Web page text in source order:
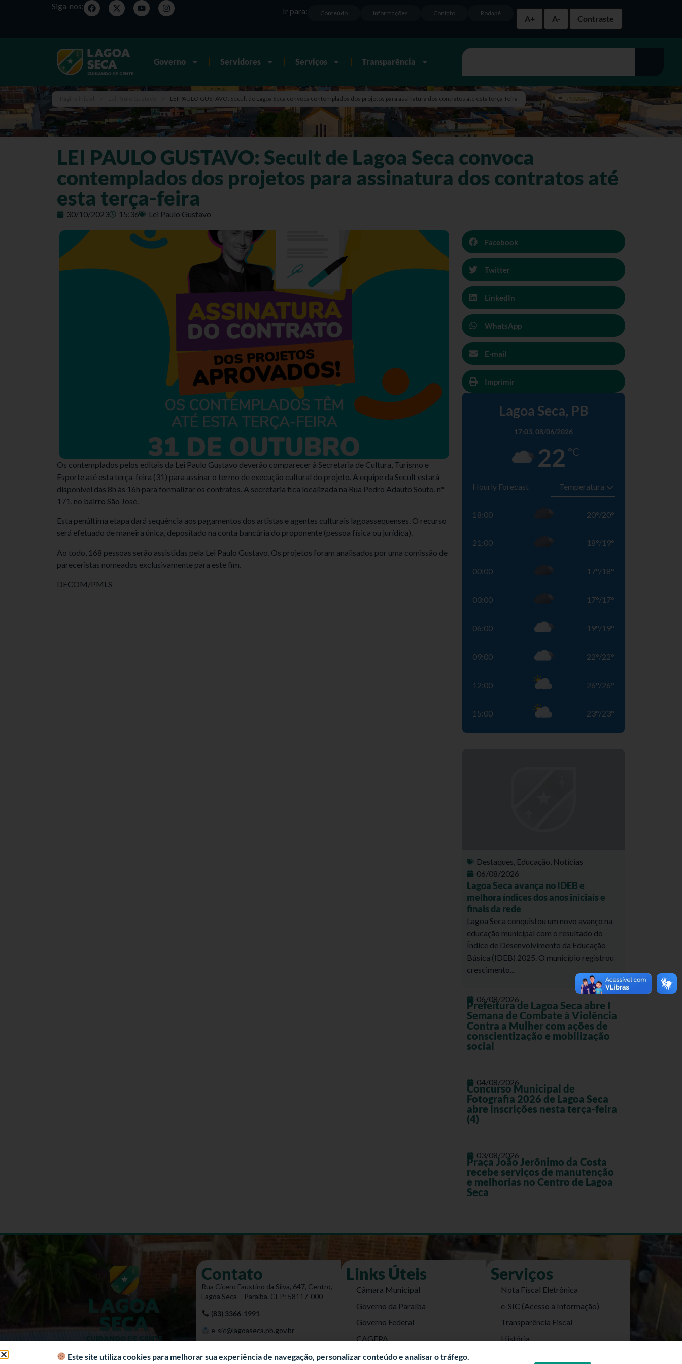
Siga-nos:
A+
A- Contraste
Rodapé
Contato
Informações
Conteúdo
Ir para:
Governo Servidores Serviços Transparência
LEI PAULO GUSTAVO: Secult de Lagoa Seca convoca contemplados dos projetos para assinatura dos contratos até esta terça-feira
LEI PAULO GUSTAVO: Secult de Lagoa Seca convoca
contemplados dos projetos para assinatura dos contratos até
esta terça-feira
30/10/2023 15:36 Lei Paulo Gustavo
Os contemplados pelos editais da Lei Paulo Gustavo deverão comparecer à Secretaria de Cultura, Turismo e
Esporte até esta terça-feira (31) para assinar o termo de execução cultural do projeto. A equipe da Secult estará
disponível das 8h às 16h para formalizar os contratos. A secretaria fica localizada na Rua Pedro Adauto Souto, n°
171, no bairro São José.
Esta penúltima etapa dará sequência aos pagamentos dos artistas e agentes culturais lagoassequenses. O recurso
será efetuado de maneira única, depositado na conta bancária do proponente (pessoa física ou jurídica).
Ao todo, 168 pessoas serão assistidas pela Lei Paulo Gustavo. Os projetos foram analisados por uma comissão de
pareceristas nomeados exclusivamente para este fim.
DECOM/PMLS
Facebook
Twitter
LinkedIn
WhatsApp
E-mail
Imprimir
Lagoa Seca, PB
17:03, 08/06/2026
22 °C
Hourly Forecast
18:00 20°/20°
21:00 18°/19°
00:00 17°/18°
03:00 17°/17°
06:00 19°/19°
09:00 22°/22°
12:00 26°/26°
15:00 23°/23°
Destaques, Educação, Notícias
06/08/2026
Lagoa Seca avança no IDEB e
melhora índices dos anos iniciais e
finais da rede
Lagoa Seca conquistou um novo avanço na
educação municipal com o resultado do
Índice de Desenvolvimento da Educação
Básica (IDEB) 2025. O município registrou
crescimento...
06/08/2026
Prefeitura de Lagoa Seca abre I
Semana de Combate à Violência
Contra a Mulher com ações de
conscientização e mobilização
social
04/08/2026
Concurso Municipal de
Fotografia 2026 de Lagoa Seca
abre inscrições nesta terça-feira
(4)
03/08/2026
Praça João Jerônimo da Costa
recebe serviços de manutenção
e melhorias no Centro de Lagoa
Seca
Contato
Rua Cícero Faustino da Silva, 647, Centro,
Lagoa Seca – Paraíba. CEP: 58117-000
(83) 3366-1991
e-sic@lagoaseca.pb.gov.br
Links Úteis
Câmara Municipal
Governo da Paraíba
Governo Federal
CAGEPA
DETRAN
Serviços
Nota Fiscal Eletrônica
e-SIC (Acesso a Informação)
Transparência Fiscal
História
Este site utiliza cookies para melhorar sua experiência de navegação, personalizar conteúdo e analisar o tráfego.